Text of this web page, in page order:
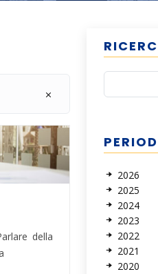
della
2026
2025
2024
2023
2022
2021
2020